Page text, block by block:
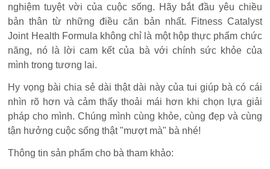
nghiệm tuyệt vời của cuộc sống. Hãy bắt đầu yêu chiều
bản thân từ những điều căn bản nhất. Fitness Catalyst
Joint Health Formula không chỉ là một hộp thực phẩm chức
năng, nó là lời cam kết của bà với chính sức khỏe của
mình trong tương lai.
Hy vọng bài chia sẻ dài thật dài này của tui giúp bà có cái
nhìn rõ hơn và cảm thấy thoải mái hơn khi chọn lựa giải
pháp cho mình. Chúng mình cùng khỏe, cùng đẹp và cùng
tận hưởng cuộc sống thật "mượt mà" bà nhé!
Thông tin sản phẩm cho bà tham khảo: